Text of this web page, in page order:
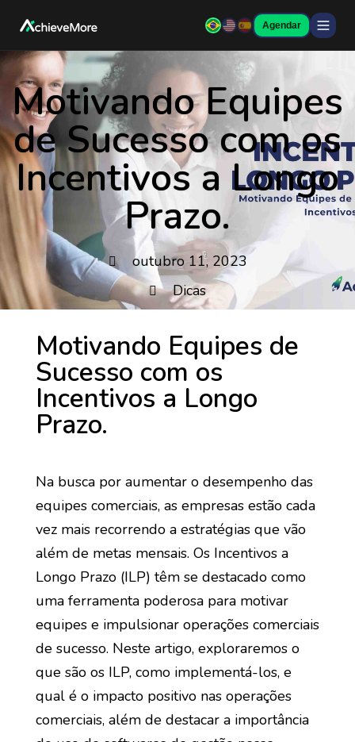
Agendar
Motivando Equipes
de Sucesso com os
Incentivos a Longo
Prazo.
outubro 11, 2023
Dicas
Motivando Equipes de
Sucesso com os
Incentivos a Longo
Prazo.
Na busca por aumentar o desempenho das
equipes comerciais, as empresas estão cada
vez mais recorrendo a estratégias que vão
além de metas mensais. Os Incentivos a
Longo Prazo (ILP) têm se destacado como
uma ferramenta poderosa para motivar
equipes e impulsionar operações comerciais
de sucesso. Neste artigo, exploraremos o
que são os ILP, como implementá-los, e
qual é o impacto positivo nas operações
comerciais, além de destacar a importância